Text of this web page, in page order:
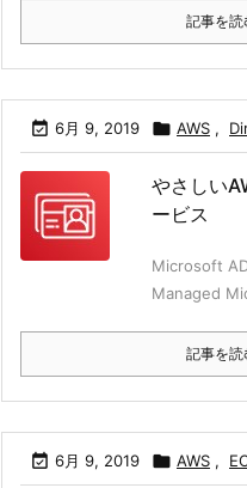
記事を読
 6月 9, 2019  AWS ,
やさしい
ービス
Microsoft
Managed
記事を読
 6月 9, 2019  AWS ,